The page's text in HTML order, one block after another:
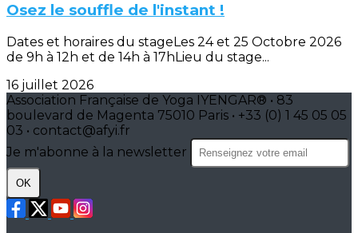
Osez le souffle de l'instant !
Dates et horaires du stageLes 24 et 25 Octobre 2026
de 9h à 12h et de 14h à 17hLieu du stage...
16 juillet 2026
Association Française de Yoga IYENGAR® • 83
boulevard de Magenta 75010 Paris • +33 (0) 1 45 05 05
03 • contact@afyi.fr
Je m'abonne à la newsletter
OK